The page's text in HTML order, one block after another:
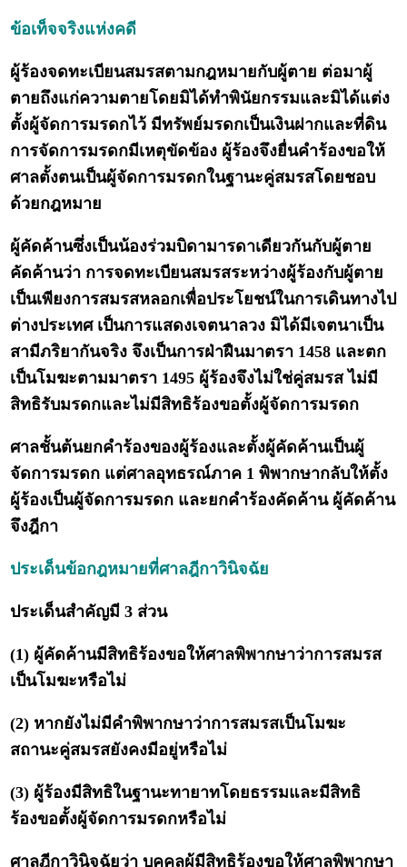
ข้อเท็จจริงแห่งคดี
ผู้ร้องจดทะเบียนสมรสตามกฎหมายกับผู้ตาย ต่อมาผู้
ตายถึงแก่ความตายโดยมิได้ทำพินัยกรรมและมิได้แต่ง
ตั้งผู้จัดการมรดกไว้ มีทรัพย์มรดกเป็นเงินฝากและที่ดิน
การจัดการมรดกมีเหตุขัดข้อง ผู้ร้องจึงยื่นคำร้องขอให้
ศาลตั้งตนเป็นผู้จัดการมรดกในฐานะคู่สมรสโดยชอบ
ด้วยกฎหมาย
ผู้คัดค้านซึ่งเป็นน้องร่วมบิดามารดาเดียวกันกับผู้ตาย
คัดค้านว่า การจดทะเบียนสมรสระหว่างผู้ร้องกับผู้ตาย
เป็นเพียงการสมรสหลอกเพื่อประโยชน์ในการเดินทางไป
ต่างประเทศ เป็นการแสดงเจตนาลวง มิได้มีเจตนาเป็น
สามีภริยากันจริง จึงเป็นการฝ่าฝืนมาตรา 1458 และตก
เป็นโมฆะตามมาตรา 1495 ผู้ร้องจึงไม่ใช่คู่สมรส ไม่มี
สิทธิรับมรดกและไม่มีสิทธิร้องขอตั้งผู้จัดการมรดก
ศาลชั้นต้นยกคำร้องของผู้ร้องและตั้งผู้คัดค้านเป็นผู้
จัดการมรดก แต่ศาลอุทธรณ์ภาค 1 พิพากษากลับให้ตั้ง
ผู้ร้องเป็นผู้จัดการมรดก และยกคำร้องคัดค้าน ผู้คัดค้าน
จึงฎีกา
ประเด็นข้อกฎหมายที่ศาลฎีกาวินิจฉัย
ประเด็นสำคัญมี 3 ส่วน
(1) ผู้คัดค้านมีสิทธิร้องขอให้ศาลพิพากษาว่าการสมรส
เป็นโมฆะหรือไม่
(2) หากยังไม่มีคำพิพากษาว่าการสมรสเป็นโมฆะ
สถานะคู่สมรสยังคงมีอยู่หรือไม่
(3) ผู้ร้องมีสิทธิในฐานะทายาทโดยธรรมและมีสิทธิ
ร้องขอตั้งผู้จัดการมรดกหรือไม่
ศาลฎีกาวินิจฉัยว่า บุคคลผู้มีสิทธิร้องขอให้ศาลพิพากษา